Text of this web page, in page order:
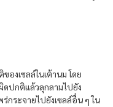
องเซลล์ในเต้านม โดย
ดปกติแล้วลุกลามไปยัง
กระจายไปยังเซลล์อื่น ๆ ใน